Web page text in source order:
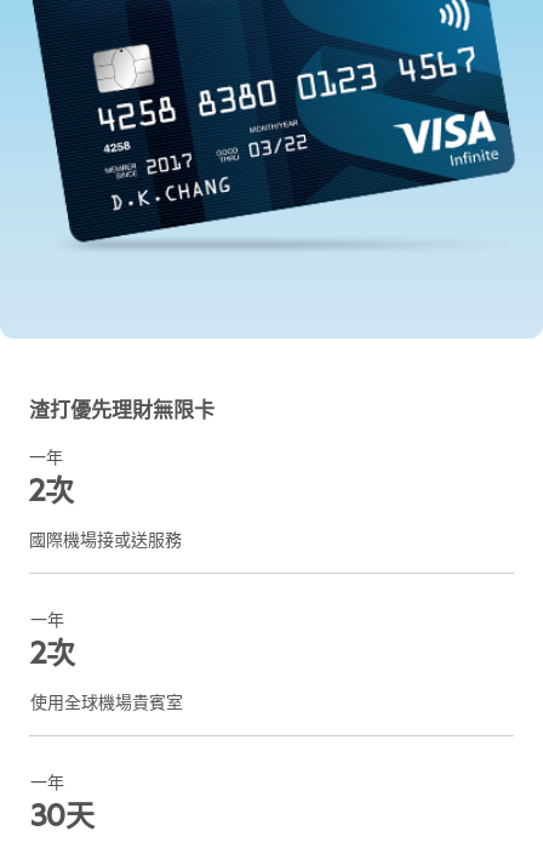
渣打優先理財無限卡
一年
2次
國際機場接或送服務
一年
2次
使用全球機場貴賓室
一年
30天